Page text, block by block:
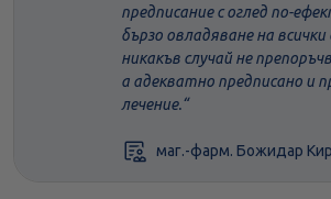
предписание с оглед по-
бързо овладяване на
никакъв случай не
а адекватно предписано и
лечение.
маг.-фарм. Божидар